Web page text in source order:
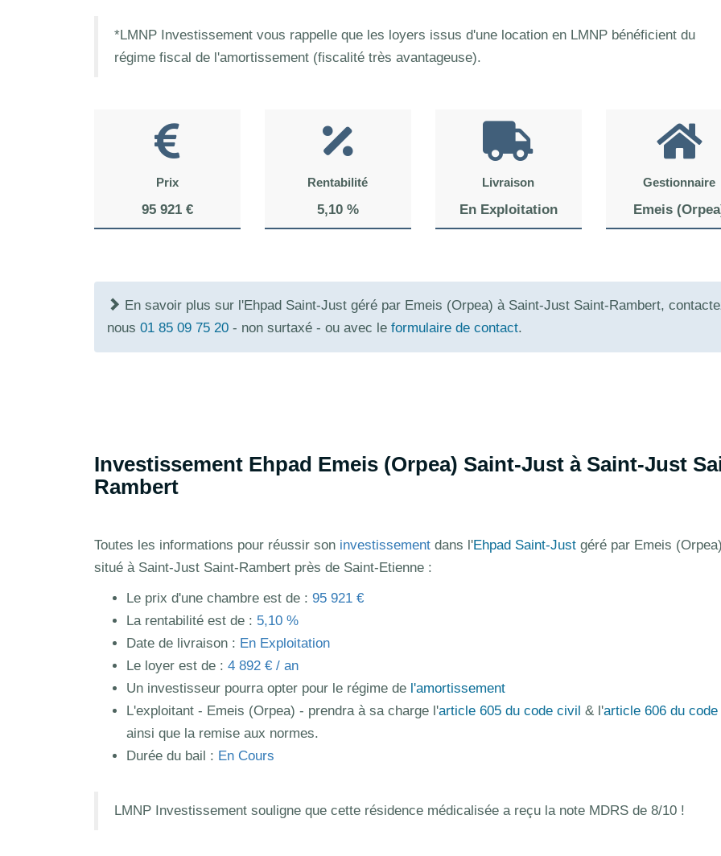
*LMNP Investissement vous rappelle que les loyers issus d'une location en LMNP bénéficient du
régime fiscal de l'amortissement (fiscalité très avantageuse).
Prix
95 921 €
Rentabilité
5,10 %
Livraison
En Exploitation
Gestionnaire
Emeis
En savoir plus sur l'Ehpad Saint-Just géré par Emeis (Orpea) à Saint-Just Saint-Rambert,
nous 01 85 09 75 20 - non surtaxé - ou avec le formulaire de contact.
Investissement Ehpad Emeis (Orpea) Saint-Just à Saint-Just
Rambert
Toutes les informations pour réussir son investissement dans l'Ehpad Saint-Just géré par Emeis
situé à Saint-Just Saint-Rambert près de Saint-Etienne :
Le prix d'une chambre est de : 95 921 €
La rentabilité est de : 5,10 %
Date de livraison : En Exploitation
Le loyer est de : 4 892 € / an
Un investisseur pourra opter pour le régime de l'amortissement
L'exploitant - Emeis (Orpea) - prendra à sa charge l'article 605 du code civil & l'article 606 du
ainsi que la remise aux normes.
Durée du bail : En Cours
LMNP Investissement souligne que cette résidence médicalisée a reçu la note MDRS de 8/10 !